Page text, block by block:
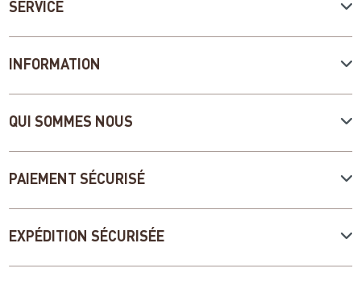
SERVICE
INFORMATION
QUI SOMMES NOUS
PAIEMENT SÉCURISÉ
EXPÉDITION SÉCURISÉE